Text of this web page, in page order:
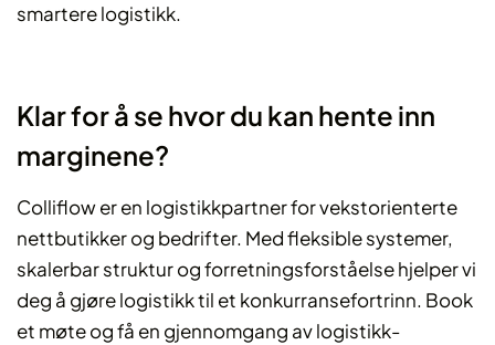
smartere logistikk.
Klar for å se hvor du kan hente inn
marginene?
Colliflow er en logistikkpartner for vekstorienterte
nettbutikker og bedrifter. Med fleksible systemer,
skalerbar struktur og forretningsforståelse hjelper vi
deg å gjøre logistikk til et konkurransefortrinn. Book
et møte og få en gjennomgang av logistikk-